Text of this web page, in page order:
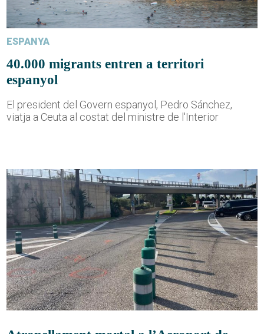
ESPANYA
40.000 migrants entren a territori
espanyol
El president del Govern espanyol, Pedro Sánchez,
viatja a Ceuta al costat del ministre de l'Interior